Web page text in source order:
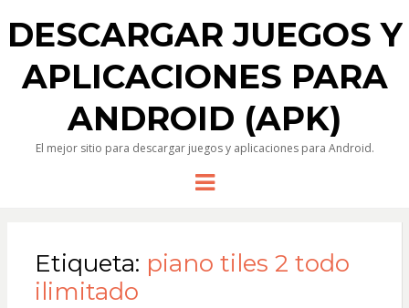
DESCARGAR JUEGOS Y
APLICACIONES PARA
ANDROID (APK)
El mejor sitio para descargar juegos y aplicaciones para Android.
Menu
Etiqueta: piano tiles 2 todo
ilimitado